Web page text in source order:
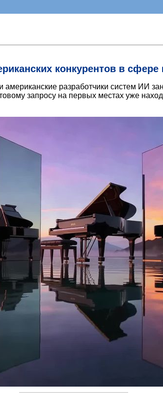
конкурентов в
американские разработчики систем ИИ
запросу на первых местах уже